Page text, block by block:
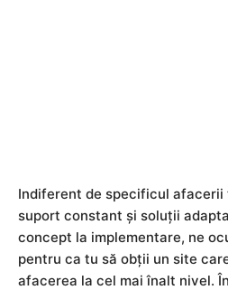
Indiferent de specificul afacerii
suport constant și soluții
concept la implementare, ne
pentru ca tu să obții un site
afacerea la cel mai înalt nivel.